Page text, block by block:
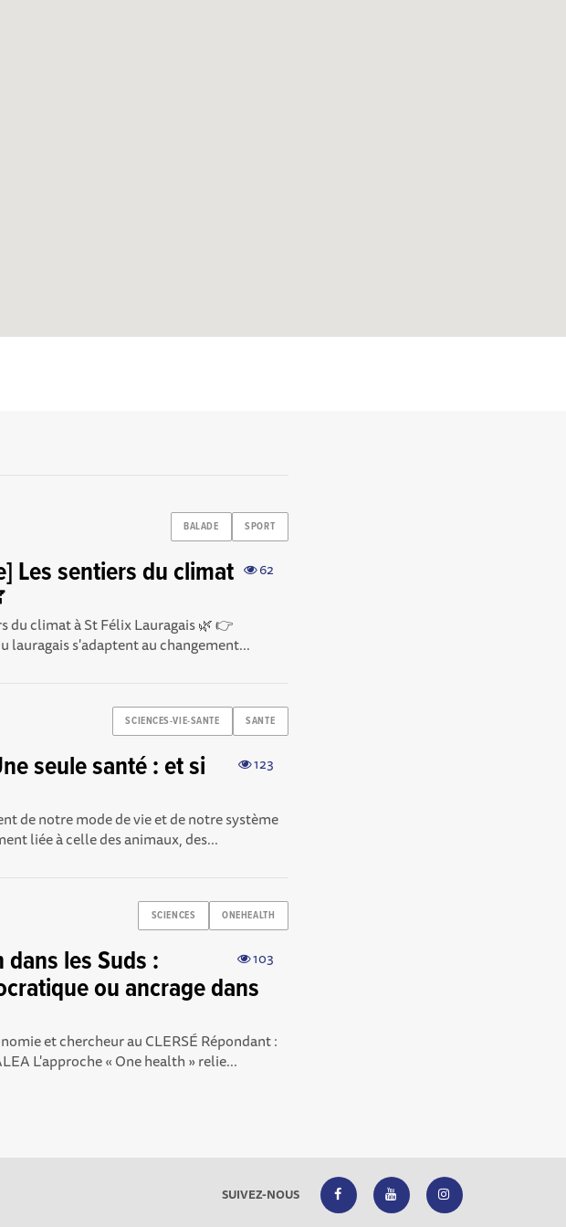
BALADE SPORT
62
Les sentiers du climat
du climat à St Félix Lauragais 🌿 👉
lauragais s'adaptent au changement...
SCIENCES-VIE-SANTE SANTE
123
seule santé : et si
de notre mode de vie et de notre système
liée à celle des animaux, des...
SCIENCES ONEHEALTH
103
dans les Suds :
ou ancrage dans
et chercheur au CLERSÉ Répondant :
L'approche « One health » relie...
SUIVEZ-NOUS